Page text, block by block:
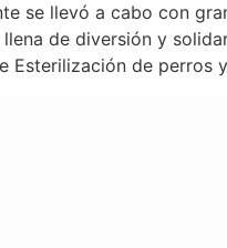
se llevó a cabo con
llena de diversión y
Esterilización de perros